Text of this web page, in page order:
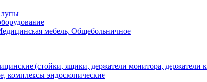
лупы
мебель, Общебольничное
(стойки, ящики, держатели монитора, держатели
комплексы эндоскопические